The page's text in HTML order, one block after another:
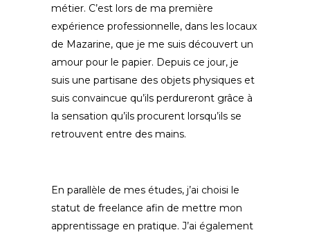
métier. C’est lors de ma première
expérience professionnelle, dans les locaux
de Mazarine, que je me suis découvert un
amour pour le papier. Depuis ce jour, je
suis une partisane des objets physiques et
suis convaincue qu’ils perdureront grâce à
la sensation qu’ils procurent lorsqu’ils se
retrouvent entre des mains.
En parallèle de mes études, j’ai choisi le
statut de freelance afin de mettre mon
apprentissage en pratique. J’ai également